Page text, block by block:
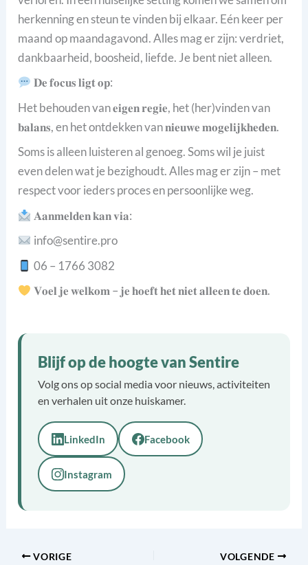
herkenning en steun te vinden bij elkaar. Eén keer per
maand op maandagavond. Alles mag er zijn: verdriet,
dankbaarheid, boosheid, liefde. Je bent niet alleen.
𝐃𝐞 𝐟𝐨𝐜𝐮𝐬 𝐥𝐢𝐠𝐭 𝐨𝐩:
Het behouden van 𝐞𝐢𝐠𝐞𝐧 𝐫𝐞𝐠𝐢𝐞, het (her)vinden van
𝐛𝐚𝐥𝐚𝐧𝐬, en het ontdekken van 𝐧𝐢𝐞𝐮𝐰𝐞 𝐦𝐨𝐠𝐞𝐥𝐢𝐣𝐤𝐡𝐞𝐝𝐞𝐧.
Soms is alleen luisteren al genoeg. Soms wil je juist
even delen wat je bezighoudt. Alles mag er zijn – met
respect voor ieders proces en persoonlijke weg.
𝐀𝐚𝐧𝐦𝐞𝐥𝐝𝐞𝐧 𝐤𝐚𝐧 𝐯𝐢𝐚:
info@sentire.pro
06 – 1766 3082
𝐕𝐨𝐞𝐥 𝐣𝐞 𝐰𝐞𝐥𝐤𝐨𝐦 – 𝐣𝐞 𝐡𝐨𝐞𝐟𝐭 𝐡𝐞𝐭 𝐧𝐢𝐞𝐭 𝐚𝐥𝐥𝐞𝐞𝐧 𝐭𝐞 𝐝𝐨𝐞𝐧.
Blijf op de hoogte van Sentire
Volg ons op social media voor nieuws, activiteiten
en verhalen uit onze huiskamer.
LinkedIn Facebook
Instagram
VORIGE VOLGENDE